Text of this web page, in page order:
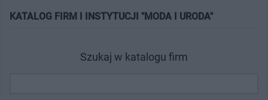
KATALOG FIRM I INSTYTUCJI "MODA I URODA"
Szukaj w katalogu firm